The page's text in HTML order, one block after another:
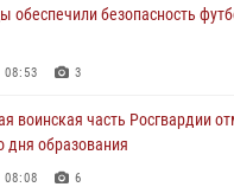
сотрудники
в серии краж из
обеспечили
экстремального заплыва в
обеспечили безопасность
3
воинская часть Росгвардии
дня образования
6